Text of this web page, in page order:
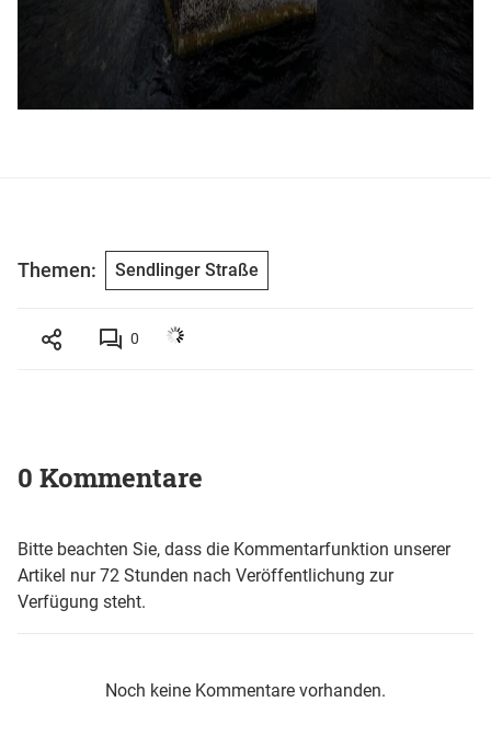
Themen: Sendlinger Straße
0
0 Kommentare
Bitte beachten Sie, dass die Kommentarfunktion unserer
Artikel nur 72 Stunden nach Veröffentlichung zur
Verfügung steht.
Noch keine Kommentare vorhanden.